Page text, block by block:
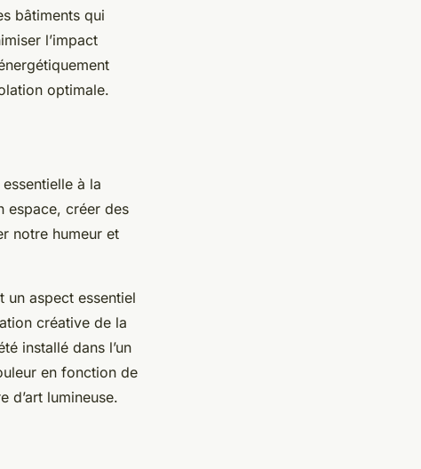
bâtiments qui
l’impact
optimale.
à la
espace, créer des
notre humeur et
un aspect essentiel
créative de la
installé dans l’un
en fonction de
d’art lumineuse.